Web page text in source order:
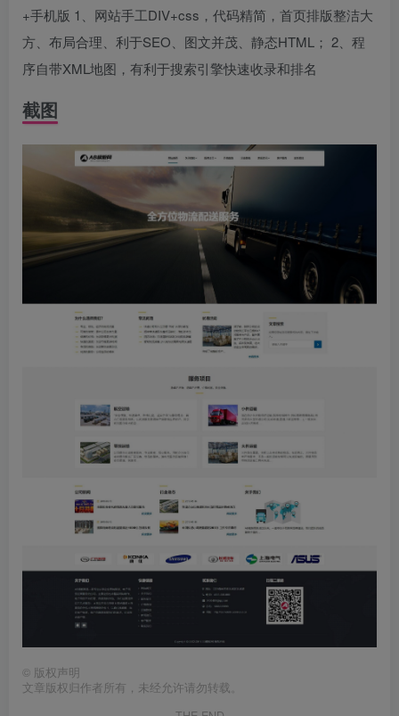
+手机版 1、网站手工DIV+css，代码精简，首页排版整洁大
方、布局合理、利于SEO、图文并茂、静态HTML； 2、程
序自带XML地图，有利于搜索引擎快速收录和排名
截图
© 版权声明
文章版权归作者所有，未经允许请勿转载。